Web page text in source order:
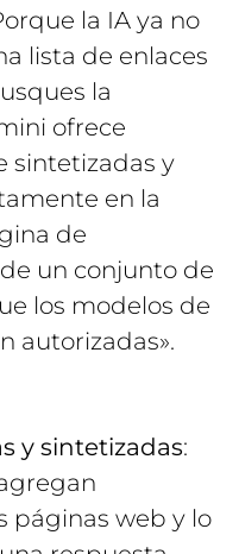
la IA ya no
lista de enlaces
la
ofrece
sintetizadas y
en la
de
un conjunto de
los modelos de
autorizadas».
y sintetizadas:
páginas web y lo